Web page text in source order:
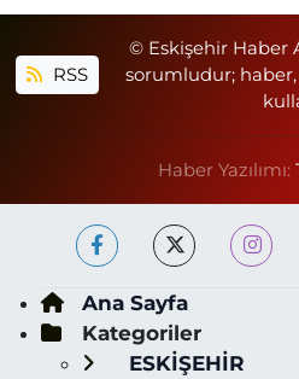
RSS
© Eskişehir Haber
sorumludur; haber,
Haber Yazılımı:
Ana Sayfa
Kategoriler
ESKİŞEHİR